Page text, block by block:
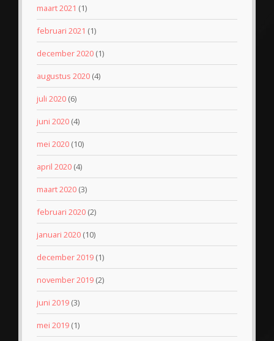
maart 2021 (1)
februari 2021 (1)
december 2020 (1)
augustus 2020 (4)
juli 2020 (6)
juni 2020 (4)
mei 2020 (10)
april 2020 (4)
maart 2020 (3)
februari 2020 (2)
januari 2020 (10)
december 2019 (1)
november 2019 (2)
juni 2019 (3)
mei 2019 (1)